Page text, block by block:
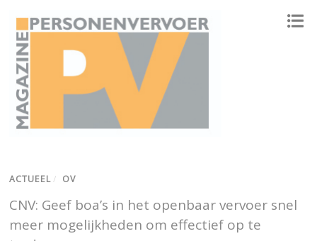
ACTUEEL / OV
CNV: Geef boa’s in het openbaar vervoer snel
meer mogelijkheden om effectief op te